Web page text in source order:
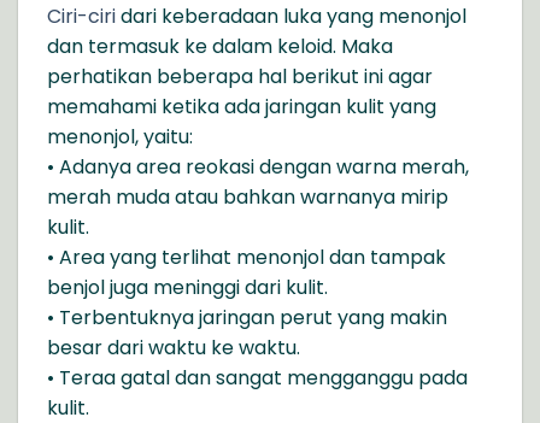
Ciri-ciridari keberadaan luka yang menonjol
dan termasuk ke dalam keloid. Maka
perhatikan beberapa hal berikut ini agar
memahami ketika ada jaringan kulit yang
menonjol, yaitu:
• Adanya area reokasi dengan warna merah,
merah muda atau bahkan warnanya mirip
kulit.
• Area yang terlihat menonjol dan tampak
benjol juga meninggi dari kulit.
• Terbentuknya jaringan perut yang makin
besar dari waktu ke waktu.
• Teraa gatal dan sangat mengganggu pada
kulit.